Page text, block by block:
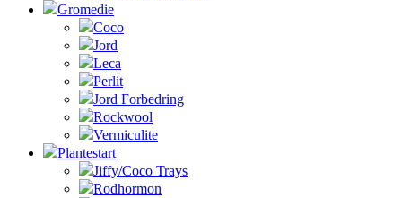
Gromedie
Coco
Jord
Leca
Perlit
Jord Forbedring
Rockwool
Vermiculite
Plantestart
Jiffy/Coco Trays
Rodhormon